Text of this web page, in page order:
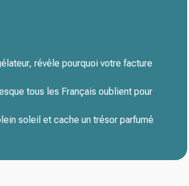
révèle pourquoi votre facture
tous les Français oublient pour
soleil et cache un trésor parfumé